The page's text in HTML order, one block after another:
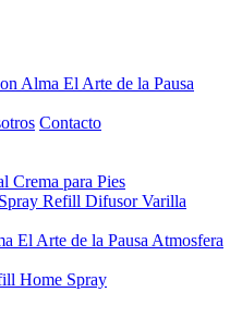
Alma El Arte de la Pausa
Contacto
Crema para Pies
Refill Difusor Varilla
El Arte de la Pausa Atmosfera
Home Spray